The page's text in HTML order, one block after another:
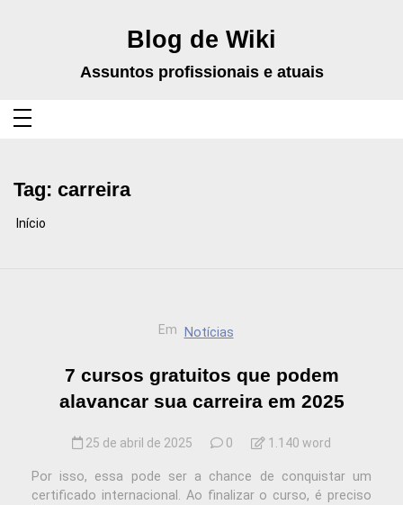
Blog de Wiki
Assuntos profissionais e atuais
Tag: carreira
Início
Em Notícias
7 cursos gratuitos que podem
alavancar sua carreira em 2025
25 de abril de 2025 0 1.140 word
Por isso, essa pode ser a chance de conquistar um
certificado internacional. Ao finalizar o curso, é preciso